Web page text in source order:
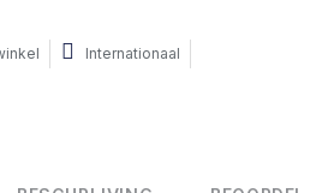
Internationaal